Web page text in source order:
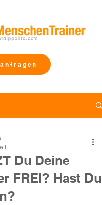
Du Deine
FREI? Hast Du